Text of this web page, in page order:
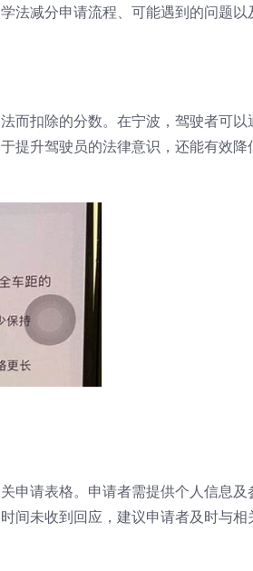
法减分申请流程、可能遇到的问题以
而扣除的分数。在宁波，驾驶者可以
提升驾驶员的法律意识，还能有效降
申请表格。申请者需提供个人信息及
间未收到回应，建议申请者及时与相